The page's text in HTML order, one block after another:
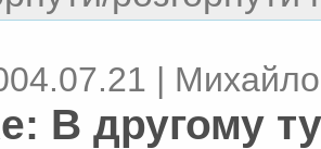
|
В другому